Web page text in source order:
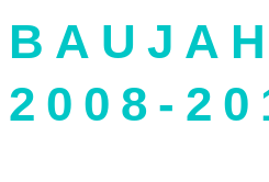
2008-